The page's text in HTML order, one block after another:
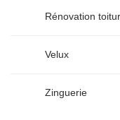
Rénovation
Velux
Zinguerie